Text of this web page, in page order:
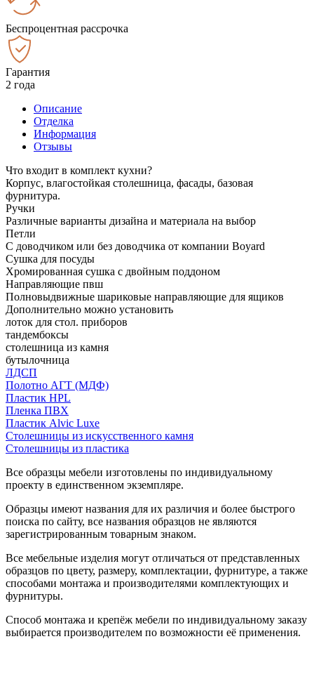
Беспроцентная рассрочка
Гарантия
2 года
Описание
Отделка
Информация
Отзывы
Что входит в комплект кухни?
Корпус, влагостойкая столешница, фасады, базовая
фурнитура.
Ручки
Различные варианты дизайна и материала на выбор
Петли
С доводчиком или без доводчика от компании Boyard
Сушка для посуды
Хромированная сушка с двойным поддоном
Направляющие пвш
Полновыдвижные шариковые направляющие для ящиков
Дополнительно можно установить
лоток для стол. приборов
тандембоксы
столешница из камня
бутылочница
ЛДСП
Полотно АГТ (МДФ)
Пластик HPL
Пленка ПВХ
Пластик Alvic Luxe
Столешницы из искусственного камня
Столешницы из пластика
Все образцы мебели изготовлены по индивидуальному
проекту в единственном экземпляре.
Образцы имеют названия для их различия и более быстрого
поиска по сайту, все названия образцов не являются
зарегистрированным товарным знаком.
Все мебельные изделия могут отличаться от представленных
образцов по цвету, размеру, комплектации, фурнитуре, а также
способами монтажа и производителями комплектующих и
фурнитуры.
Способ монтажа и крепёж мебели по индивидуальному заказу
выбирается производителем по возможности её применения.